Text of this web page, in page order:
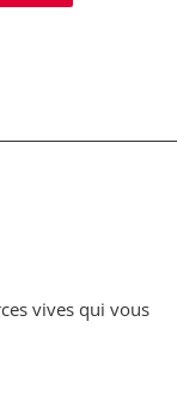
vives qui vous